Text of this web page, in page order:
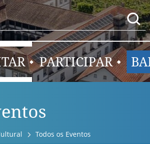
PARTICIPAR
Todos os Eventos